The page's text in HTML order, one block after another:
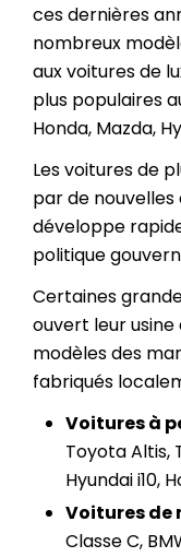
ces dernières
nombreux
aux voitures de
plus populaires
Honda, Mazda,
Les voitures de
par de
développe
politique
Certaines
ouvert leur
modèles des
fabriqués
Voitures à
Toyota Altis,
Hyundai i10,
Voitures de
Classe C,